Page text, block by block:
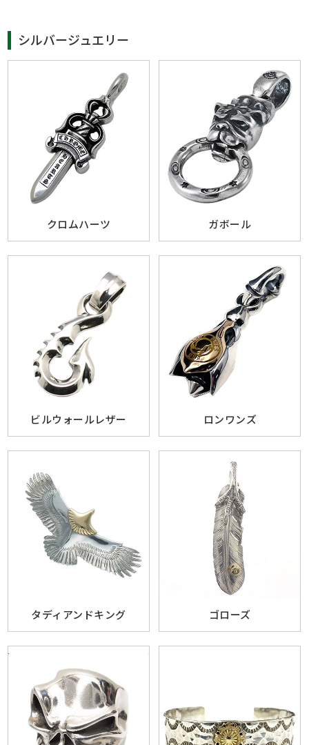
シルバージュエリー
クロムハーツ ガボール
ビルウォールレザー ロンワンズ
タディアンドキング ゴローズ